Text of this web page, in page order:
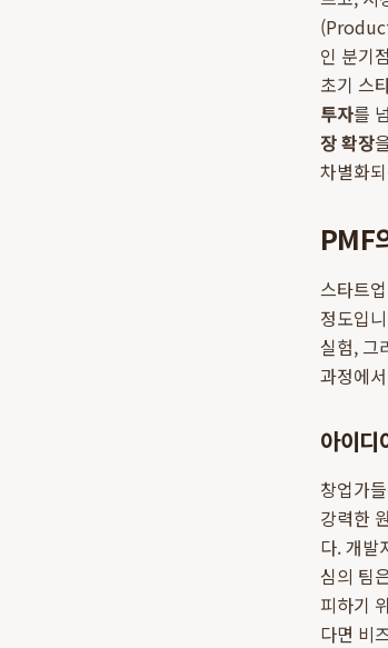
인 분기
초기 스
투자를
장 확장
차별화
PMF
스타트
정도입
실험, 그
과정에
아이디
창업가
강력한
다. 개발
심의 팀
피하기
다면 비